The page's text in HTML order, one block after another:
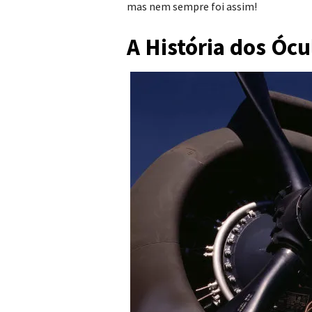
mas nem sempre foi assim!
A História dos